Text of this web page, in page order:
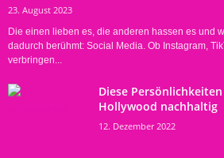
23. August 2023
Die einen lieben es, die anderen hassen es und
dadurch berühmt: Social Media. Ob Instagram,
verbringen...
Diese
Hollywood nachhaltig
12. Dezember 2022